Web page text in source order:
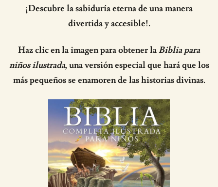
¡Descubre la sabiduría eterna de una manera
divertida y accesible!.
Haz clic en la imagen para obtener laBiblia para
niños ilustrada, una versión especial que hará que los
más pequeños se enamoren de las historias divinas.